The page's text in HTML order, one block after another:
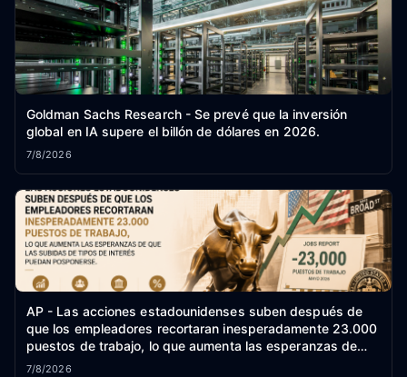
Goldman Sachs Research - Se prevé que la inversión
global en IA supere el billón de dólares en 2026.
7/8/2026
AP - Las acciones estadounidenses suben después de
que los empleadores recortaran inesperadamente 23.000
puestos de trabajo, lo que aumenta las esperanzas de
que las subidas de tipos de interés puedan posponerse.
7/8/2026